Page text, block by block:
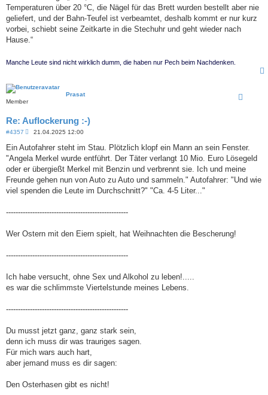
Temperaturen über 20 °C, die Nägel für das Brett wurden bestellt aber nie
geliefert, und der Bahn-Teufel ist verbeamtet, deshalb kommt er nur kurz
vorbei, schiebt seine Zeitkarte in die Stechuhr und geht wieder nach
Hause.“
Manche Leute sind nicht wirklich dumm, die haben nur Pech beim Nachdenken.
Prasat
Member
Re: Auflockerung :-)
#4357
B
i
r
a
21.04.2025 12:00
Ein Autofahrer steht im Stau. Plötzlich klopf ein Mann an sein Fenster.
"Angela Merkel wurde entführt. Der Täter verlangt 10 Mio. Euro Lösegeld
oder er übergießt Merkel mit Benzin und verbrennt sie. Ich und meine
Freunde gehen nun von Auto zu Auto und sammeln." Autofahrer: "Und wie
viel spenden die Leute im Durchschnitt?" "Ca. 4-5 Liter..."
---------------------------------------------------
Wer Ostern mit den Eiern spielt, hat Weihnachten die Bescherung!
---------------------------------------------------
Ich habe versucht, ohne Sex und Alkohol zu leben!.....
es war die schlimmste Viertelstunde meines Lebens.
---------------------------------------------------
Du musst jetzt ganz, ganz stark sein,
denn ich muss dir was trauriges sagen.
Für mich wars auch hart,
aber jemand muss es dir sagen:
Den Osterhasen gibt es nicht!